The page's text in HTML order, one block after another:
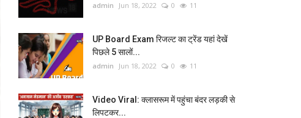
admin Jun 18, 2022 0 11
UP Board Exam रिजल्ट का ट्रेंड यहां देखें
पिछले 5 सालों...
admin Jun 18, 2022 0 11
Video Viral: क्‍लासरूम में पहुंचा बंदर लड़की से
लिपटकर...